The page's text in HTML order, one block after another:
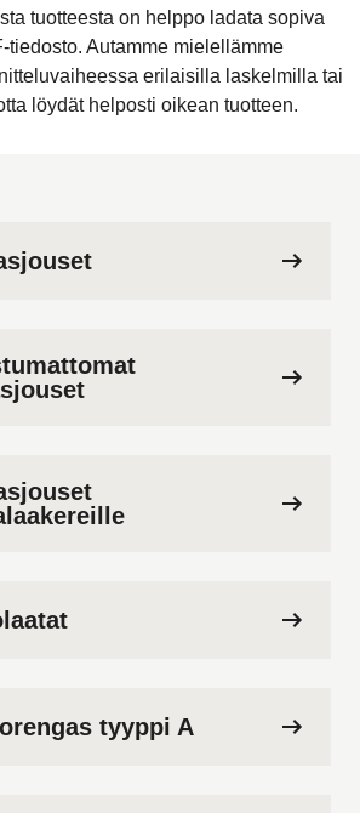
tuotteesta on helppo ladata sopiva
tiedosto. Autamme mielellämme
erilaisilla laskelmilla tai
löydät helposti oikean tuotteen.
tyyppi A